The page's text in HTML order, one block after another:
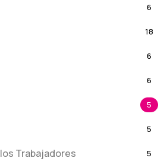
6
18
6
6
5
5
Trabajadores 5